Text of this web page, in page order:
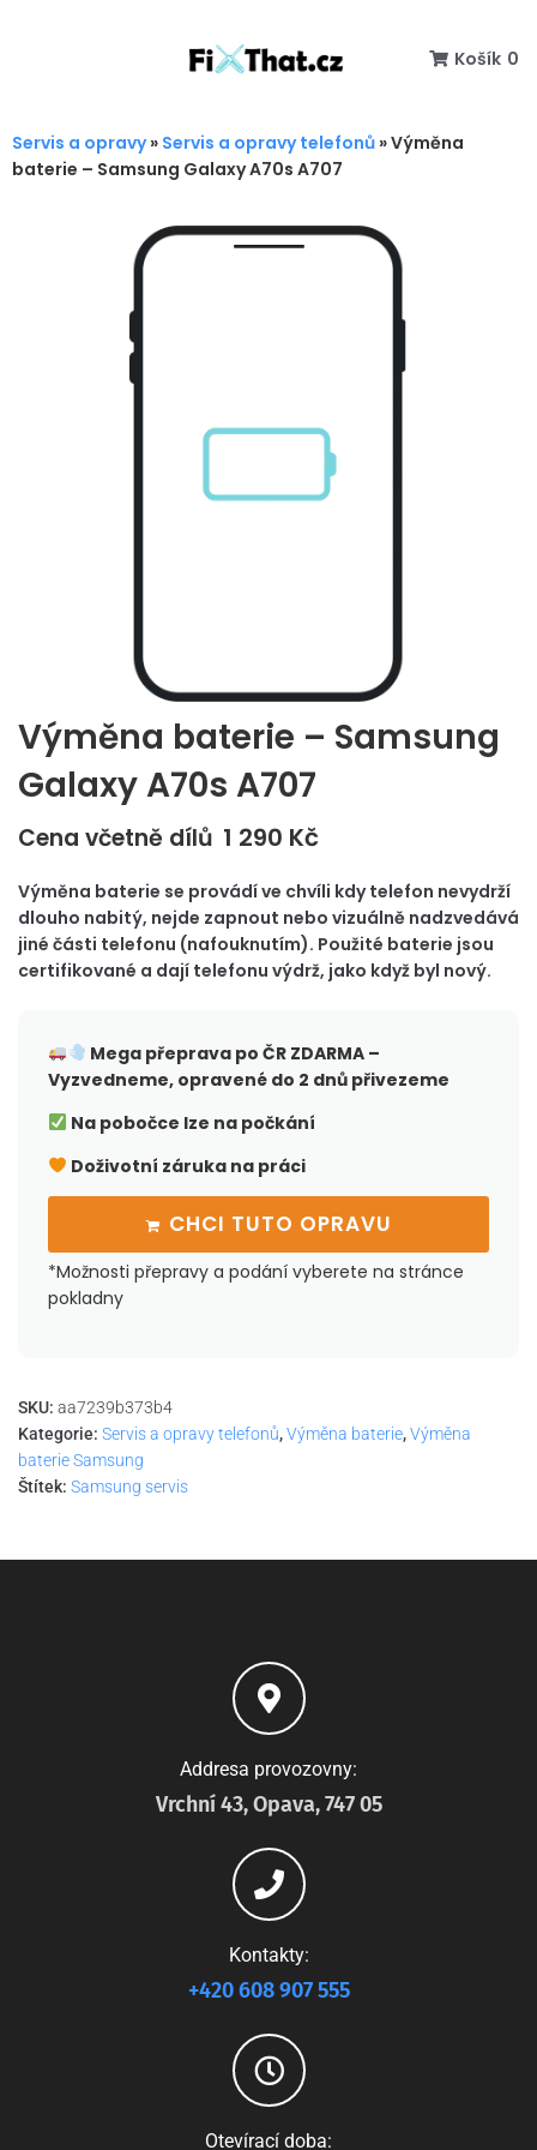
Košík 0
Servis a opravy» Servis a opravy telefonů »Výměna
baterie – Samsung Galaxy A70s A707
Výměna baterie – Samsung
Galaxy A70s A707
Cena včetně dílů 1 290 Kč
Výměna baterie se provádí ve chvíli kdy telefon nevydrží
dlouho nabitý, nejde zapnout nebo vizuálně nadzvedává
jiné části telefonu (nafouknutím). Použité baterie jsou
certifikované a dají telefonu výdrž, jako když byl nový.
Mega přeprava po ČRZDARMA –
Vyzvedneme, opravené do 2 dnů přivezeme
Na pobočce lze na počkání
Doživotní záruka na práci
CHCI TUTO OPRAVU
*Možnosti přepravy a podání vyberete na stránce
pokladny
SKU: aa7239b373b4
Kategorie: Servis a opravy telefonů,Výměna baterie,Výměna
baterie Samsung
Štítek: Samsung servis
Addresa provozovny:
Vrchní 43, Opava, 747 05
Kontakty:
+420 608 907 555
Otevírací doba: